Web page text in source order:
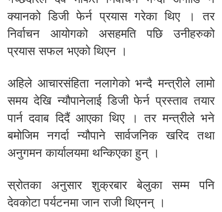
क्यानको डिजी फेर्न प्रयास गरेका थिए । तर
निर्वाचन आयोगको असहमति पछि उनीहरुको
प्रयास सफल भएको थिएन ।
अहिले आचारसंहिता नलागेको भन्दै मन्त्रीले लामो
समय देखि न्यौपानेलाई डिजी फेर्न प्रस्ताव तयार
पार्न दवाब दिदैं आएका थिए । तर मन्त्रीले भने
बमोजिम नगर्दा न्यौपाने सार्वजनिक खरिद तथा
अनुगमन कार्यालयमा थन्किएका हुन् ।
स्रोतका अनुसार शुक्रबार बेलुका सम्म पनि
देवकोटा पर्यटनमा जान राजी थिएनन् ।